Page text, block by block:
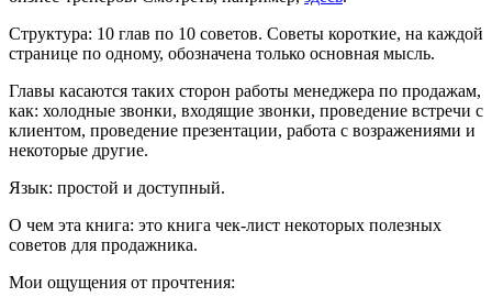
Структура: 10 глав по 10 советов. Советы короткие, на каждой
странице по одному, обозначена только основная мысль.
Главы касаются таких сторон работы менеджера по продажам,
как: холодные звонки, входящие звонки, проведение встречи с
клиентом, проведение презентации, работа с возражениями и
некоторые другие.
Язык: простой и доступный.
О чем эта книга: это книга чек-лист некоторых полезных
советов для продажника.
Мои ощущения от прочтения: